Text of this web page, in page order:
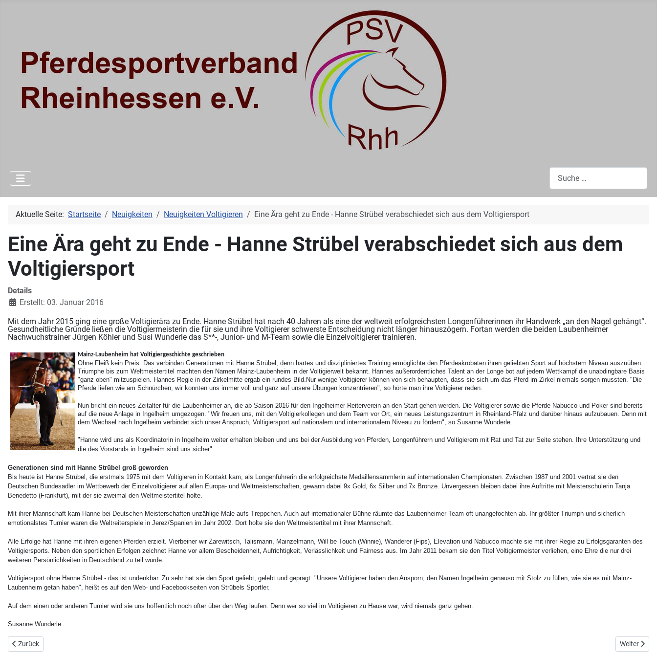
Aktuelle Seite: Startseite Neuigkeiten Neuigkeiten Voltigieren Eine Ära geht zu Ende - Hanne Strübel verabschiedet sich aus dem Voltigiersport
Eine Ära geht zu Ende - Hanne Strübel verabschiedet sich aus dem
Voltigiersport
Details
Erstellt: 03. Januar 2016
Mit dem Jahr 2015 ging eine große Voltigierära zu Ende. Hanne Strübel hat nach 40 Jahren als eine der weltweit erfolgreichsten Longenführerinnen ihr Handwerk „an den Nagel gehängt“.
Gesundheitliche Gründe ließen die Voltigiermeisterin die für sie und ihre Voltigierer schwerste Entscheidung nicht länger hinauszögern. Fortan werden die beiden Laubenheimer
Nachwuchstrainer Jürgen Köhler und Susi Wunderle das S**-, Junior- und M-Team sowie die Einzelvoltigierer trainieren.
Mainz-Laubenheim hat Voltigiergeschichte geschrieben
Ohne Fleiß kein Preis. Das verbinden Generationen mit Hanne Strübel, denn hartes und diszipliniertes Training ermöglichte den Pferdeakrobaten ihren geliebten Sport auf höchstem Niveau auszuüben.
Triumphe bis zum Weltmeistertitel machten den Namen Mainz-Laubenheim in der Voltigierwelt bekannt. Hannes außerordentliches Talent an der Longe bot auf jedem Wettkampf die unabdingbare Basis
"ganz oben" mitzuspielen. Hannes Regie in der Zirkelmitte ergab ein rundes Bild.Nur wenige Voltigierer können von sich behaupten, dass sie sich um das Pferd im Zirkel niemals sorgen mussten. "Die
Pferde liefen wie am Schnürchen, wir konnten uns immer voll und ganz auf unsere Übungen konzentrieren", so hörte man ihre Voltigierer reden.
Nun bricht ein neues Zeitalter für die Laubenheimer an, die ab Saison 2016 für den Ingelheimer Reiterverein an den Start gehen werden. Die Voltigierer sowie die Pferde Nabucco und Poker sind bereits
auf die neue Anlage in Ingelheim umgezogen. "Wir freuen uns, mit den Voltigierkollegen und dem Team vor Ort, ein neues Leistungszentrum in Rheinland-Pfalz und darüber hinaus aufzubauen. Denn mit
dem Wechsel nach Ingelheim verbindet sich unser Anspruch, Voltigiersport auf nationalem und internationalem Niveau zu fördern", so Susanne Wunderle.
"Hanne wird uns als Koordinatorin in Ingelheim weiter erhalten bleiben und uns bei der Ausbildung von Pferden, Longenführern und Voltigierern mit Rat und Tat zur Seite stehen. Ihre Unterstützung und
die des Vorstands in Ingelheim sind uns sicher".
Generationen sind mit Hanne Strübel groß geworden
Bis heute ist Hanne Strübel, die erstmals 1975 mit dem Voltigieren in Kontakt kam, als Longenführerin die erfolgreichste Medaillensammlerin auf internationalen Championaten. Zwischen 1987 und 2001 vertrat sie den
Deutschen Bundesadler im Wettbewerb der Einzelvoltigierer auf allen Europa- und Weltmeisterschaften, gewann dabei 9x Gold, 6x Silber und 7x Bronze. Unvergessen bleiben dabei ihre Auftritte mit Meisterschülerin Tanja
Benedetto (Frankfurt), mit der sie zweimal den Weltmeistertitel holte.
Mit ihrer Mannschaft kam Hanne bei Deutschen Meisterschaften unzählige Male aufs Treppchen. Auch auf internationaler Bühne räumte das Laubenheimer Team oft unangefochten ab. Ihr größter Triumph und sicherlich
emotionalstes Turnier waren die Weltreiterspiele in Jerez/Spanien im Jahr 2002. Dort holte sie den Weltmeistertitel mit ihrer Mannschaft.
Alle Erfolge hat Hanne mit ihren eigenen Pferden erzielt. Vierbeiner wir Zarewitsch, Talismann, Mainzelmann, Will be Touch (Winnie), Wanderer (Fips), Elevation und Nabucco machte sie mit ihrer Regie zu Erfolgsgaranten des
Voltigiersports. Neben den sportlichen Erfolgen zeichnet Hanne vor allem Bescheidenheit, Aufrichtigkeit, Verlässlichkeit und Fairness aus. Im Jahr 2011 bekam sie den Titel Voltigiermeister verliehen, eine Ehre die nur drei
weiteren Persönlichkeiten in Deutschland zu teil wurde.
Voltigiersport ohne Hanne Strübel - das ist undenkbar. Zu sehr hat sie den Sport geliebt, gelebt und geprägt. "Unsere Voltigierer haben den Ansporn, den Namen Ingelheim genauso mit Stolz zu füllen, wie sie es mit Mainz-
Laubenheim getan haben", heißt es auf den Web- und Facebookseiten von Strübels Sportler.
Auf dem einen oder anderen Turnier wird sie uns hoffentlich noch öfter über den Weg laufen. Denn wer so viel im Voltigieren zu Hause war, wird niemals ganz gehen.
Susanne Wunderle
Vorheriger Beitrag: Pflicht und Technik Lehrgang mit Erik Oese
Zurück Nächster
Weiter